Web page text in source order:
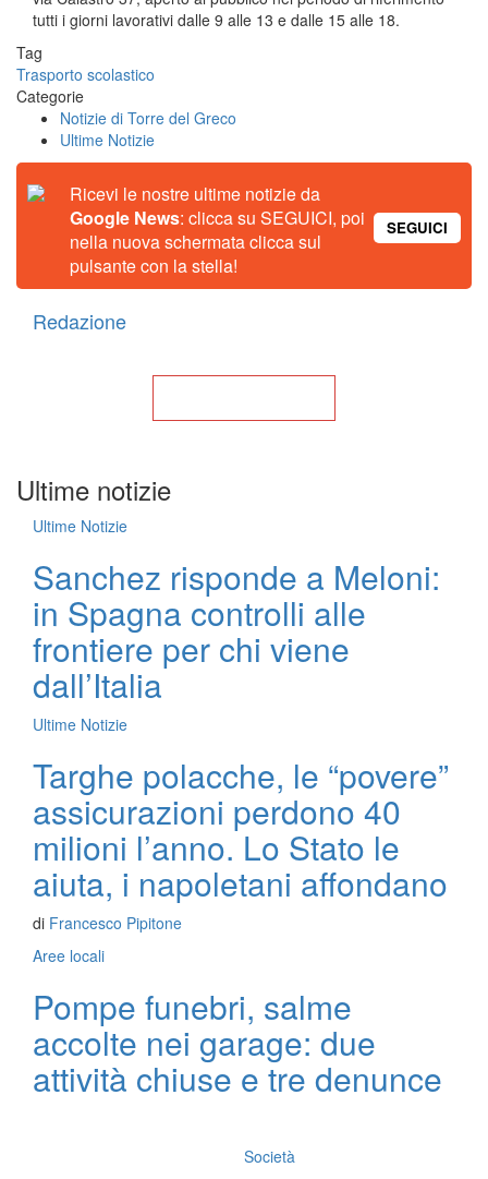
tutti i giorni lavorativi dalle 9 alle 13 e dalle 15 alle 18.
Tag
Trasporto scolastico
Categorie
Notizie di Torre del Greco
Ultime Notizie
Ricevi le nostre ultime notizie da
Google News: clicca su SEGUICI, poi
nella nuova schermata clicca sul
pulsante con la stella!
SEGUICI
Redazione
Ultime notizie
Ultime Notizie
Sanchez risponde a Meloni:
in Spagna controlli alle
frontiere per chi viene
dall’Italia
Ultime Notizie
Targhe polacche, le “povere”
assicurazioni perdono 40
milioni l’anno. Lo Stato le
aiuta, i napoletani affondano
di Francesco Pipitone
Aree locali
Pompe funebri, salme
accolte nei garage: due
attività chiuse e tre denunce
Società